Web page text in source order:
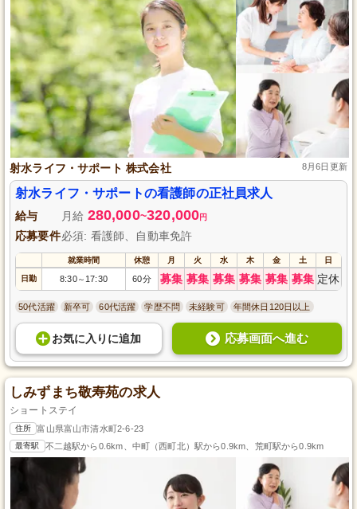
射水ライフ・サポート 株式会社 8月6日更新
射水ライフ・サポートの看護師の正社員求人
給与 月給 280,000~320,000円
応募要件必須: 看護師、自動車免許
就業時間 休憩 月 火 水 木 金 土 日
日勤 8:30～ 17:30 60分 募集 募集 募集 募集 募集 募集 定休
50代活躍 新卒可 60代活躍 学歴不問 未経験可 年間休日120日以上
お気に入り に追加 応募画面へ進む
しみずまち敬寿苑の求人
ショートステイ
住所 富山県富山市清水町2-6-23
最寄駅 不二越駅から0.6km、中町（西町北）駅から0.9km、荒町駅から0.9km